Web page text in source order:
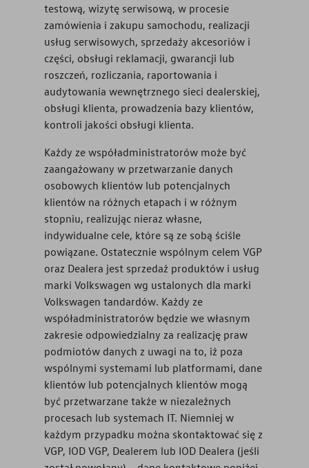
testową, wizytę serwisową, w procesie
zamówienia i zakupu samochodu, realizacji
usług serwisowych, sprzedaży akcesoriów i
części, obsługi reklamacji, gwarancji lub
roszczeń, rozliczania, raportowania i
audytowania wewnętrznego sieci dealerskiej,
obsługi klienta, prowadzenia bazy klientów,
kontroli jakości obsługi klienta.
Każdy ze współadministratorów może być
zaangażowany w przetwarzanie danych
osobowych klientów lub potencjalnych
klientów na różnych etapach i w różnym
stopniu, realizując nieraz własne,
indywidualne cele, które są ze sobą ściśle
powiązane. Ostatecznie wspólnym celem VGP
oraz Dealera jest sprzedaż produktów i usług
marki Volkswagen wg ustalonych dla marki
Volkswagen tandardów. Każdy ze
współadministratorów będzie we własnym
zakresie odpowiedzialny za realizację praw
podmiotów danych z uwagi na to, iż poza
wspólnymi systemami lub platformami, dane
klientów lub potencjalnych klientów mogą
być przetwarzane także w niezależnych
procesach lub systemach IT. Niemniej w
każdym przypadku można skontaktować się z
VGP, IOD VGP, Dealerem lub IOD Dealera (jeśli